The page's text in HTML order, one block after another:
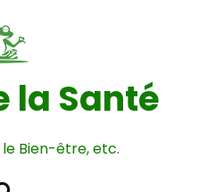
la Santé
Bien-être, etc.